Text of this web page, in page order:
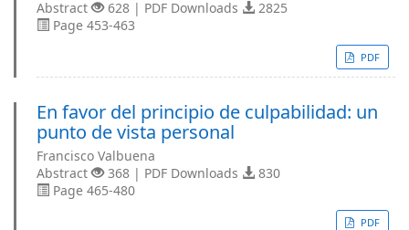
Abstract
628 | PDF Downloads
2825
Page 453-463
PDF
En favor del principio de culpabilidad: un
punto de vista personal
Francisco Valbuena
Abstract
368 | PDF Downloads
830
Page 465-480
PDF